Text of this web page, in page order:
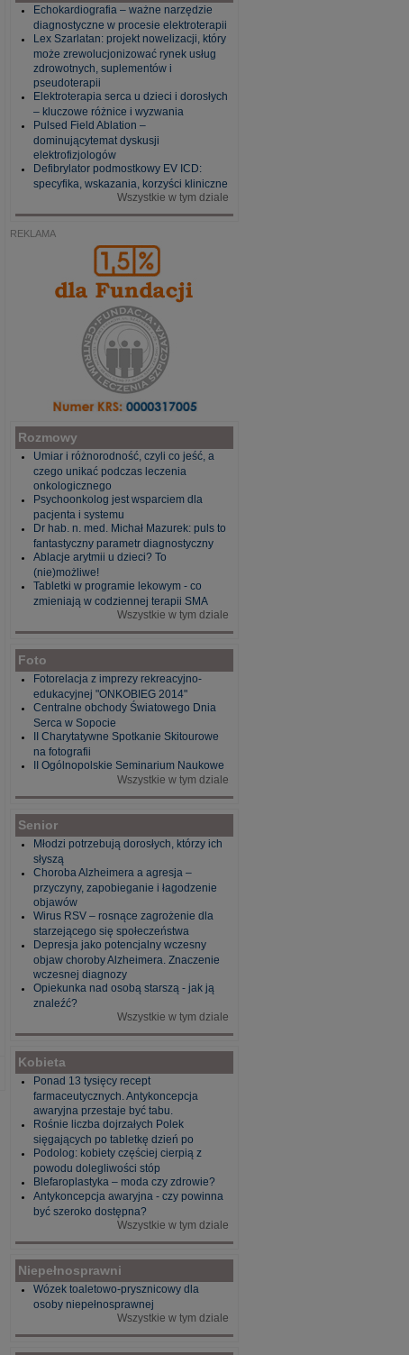
Echokardiografia – ważne narzędzie
diagnostyczne w procesie elektroterapii
Lex Szarlatan: projekt nowelizacji, który
może zrewolucjonizować rynek usług
zdrowotnych, suplementów i
pseudoterapii
Elektroterapia serca u dzieci i dorosłych
– kluczowe różnice i wyzwania
Pulsed Field Ablation –
dominującytemat dyskusji
elektrofizjologów
Defibrylator podmostkowy EV ICD:
specyfika, wskazania, korzyści kliniczne
Wszystkie w tym dziale
REKLAMA
Rozmowy
Umiar i różnorodność, czyli co jeść, a
czego unikać podczas leczenia
onkologicznego
Psychoonkolog jest wsparciem dla
pacjenta i systemu
Dr hab. n. med. Michał Mazurek: puls to
fantastyczny parametr diagnostyczny
Ablacje arytmii u dzieci? To
(nie)możliwe!
Tabletki w programie lekowym - co
zmieniają w codziennej terapii SMA
Wszystkie w tym dziale
Foto
Fotorelacja z imprezy rekreacyjno-
edukacyjnej "ONKOBIEG 2014"
Centralne obchody Światowego Dnia
Serca w Sopocie
II Charytatywne Spotkanie Skitourowe
na fotografii
II Ogólnopolskie Seminarium Naukowe
Wszystkie w tym dziale
Senior
Młodzi potrzebują dorosłych, którzy ich
słyszą
Choroba Alzheimera a agresja –
przyczyny, zapobieganie i łagodzenie
objawów
Wirus RSV – rosnące zagrożenie dla
starzejącego się społeczeństwa
Depresja jako potencjalny wczesny
objaw choroby Alzheimera. Znaczenie
wczesnej diagnozy
Opiekunka nad osobą starszą - jak ją
znaleźć?
Wszystkie w tym dziale
Kobieta
Ponad 13 tysięcy recept
farmaceutycznych. Antykoncepcja
awaryjna przestaje być tabu.
Rośnie liczba dojrzałych Polek
sięgających po tabletkę dzień po
Podolog: kobiety częściej cierpią z
powodu dolegliwości stóp
Blefaroplastyka – moda czy zdrowie?
Antykoncepcja awaryjna - czy powinna
być szeroko dostępna?
Wszystkie w tym dziale
Niepełnosprawni
Wózek toaletowo-prysznicowy dla
osoby niepełnosprawnej
Wszystkie w tym dziale